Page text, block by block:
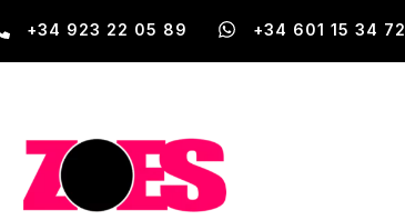
+34 923 22 05 89 +34 601 15 34 72